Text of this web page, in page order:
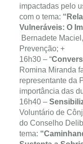
impactadas pelo
com o tema:
Vulneráveis: O
Bernadete
Prevenção; +
16h30 – “
Romina Miranda
representante da
importância das
16h40 –
Voluntário de
do Conselho
tema: